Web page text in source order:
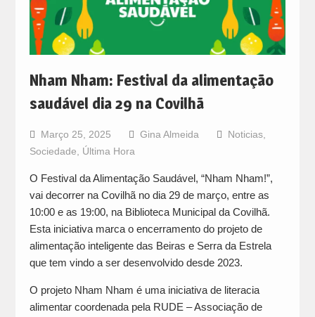
Nham Nham: Festival da alimentação
saudável dia 29 na Covilhã
Março 25, 2025 Gina Almeida Noticias,
Sociedade
Última Hora
O Festival da Alimentação Saudável, “Nham Nham!”,
vai decorrer na Covilhã no dia 29 de março, entre as
10:00 e as 19:00, na Biblioteca Municipal da Covilhã.
Esta iniciativa marca o encerramento do projeto de
alimentação inteligente das Beiras e Serra da Estrela
que tem vindo a ser desenvolvido desde 2023.
O projeto Nham Nham é uma iniciativa de literacia
alimentar coordenada pela RUDE – Associação de